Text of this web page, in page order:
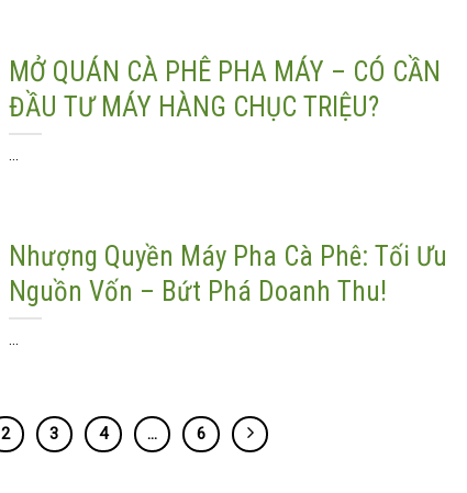
MỞ QUÁN CÀ PHÊ PHA MÁY – CÓ CẦN
ĐẦU TƯ MÁY HÀNG CHỤC TRIỆU?
...
Nhượng Quyền Máy Pha Cà Phê: Tối Ưu
Nguồn Vốn – Bứt Phá Doanh Thu!
...
2 3 4 … 6